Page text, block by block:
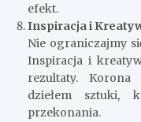
efekt.
Inspiracja i
Nie ograniczajmy
Inspiracja i
rezultaty.
dziełem sztuki,
przekonania.